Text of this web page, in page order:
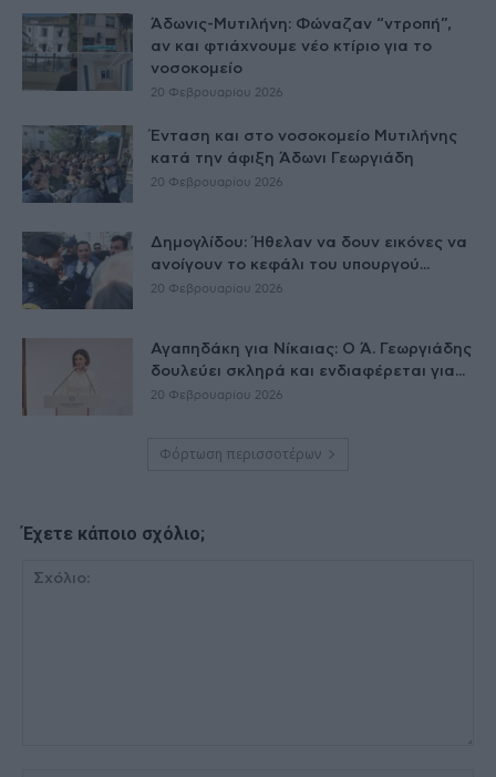
Άδωνις-Μυτιλήνη: Φώναζαν “ντροπή”,
αν και φτιάχνουμε νέο κτίριο για το
νοσοκομείο
20 Φεβρουαρίου 2026
Ένταση και στο νοσοκομείο Μυτιλήνης
κατά την άφιξη Άδωνι Γεωργιάδη
20 Φεβρουαρίου 2026
Δημογλίδου: Ήθελαν να δουν εικόνες να
ανοίγουν το κεφάλι του υπουργού...
20 Φεβρουαρίου 2026
Αγαπηδάκη για Νίκαιας: Ο Ά. Γεωργιάδης
δουλεύει σκληρά και ενδιαφέρεται για...
20 Φεβρουαρίου 2026
Φόρτωση περισσοτέρων
Έχετε κάποιο σχόλιο;